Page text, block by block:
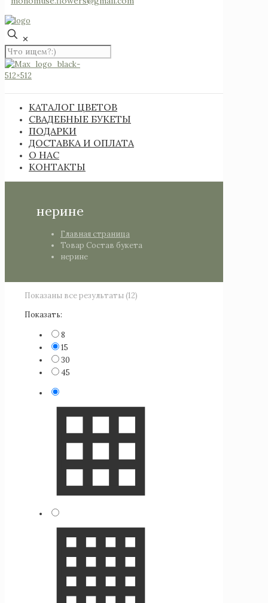
✕
КАТАЛОГ ЦВЕТОВ
СВАДЕБНЫЕ БУКЕТЫ
ПОДАРКИ
ДОСТАВКА И ОПЛАТА
О НАС
КОНТАКТЫ
нерине
Главная страница
Товар Состав букета
нерине
Показаны все результаты (12)
Показать:
8
15
30
45